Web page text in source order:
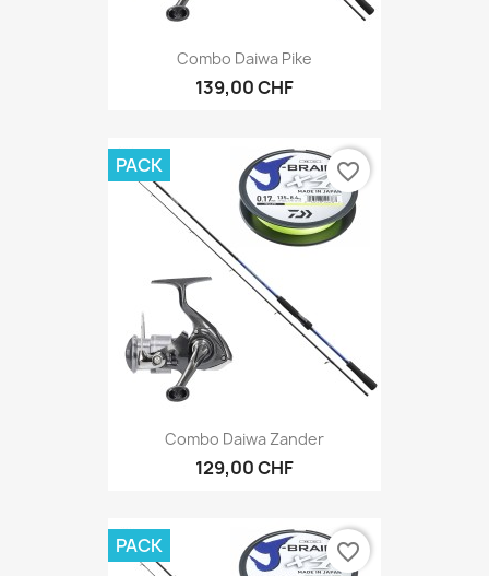
Combo Daiwa Pike
139,00 CHF
Combo Daiwa Zander
129,00 CHF
PACK favorite_border
PACK favorite_border